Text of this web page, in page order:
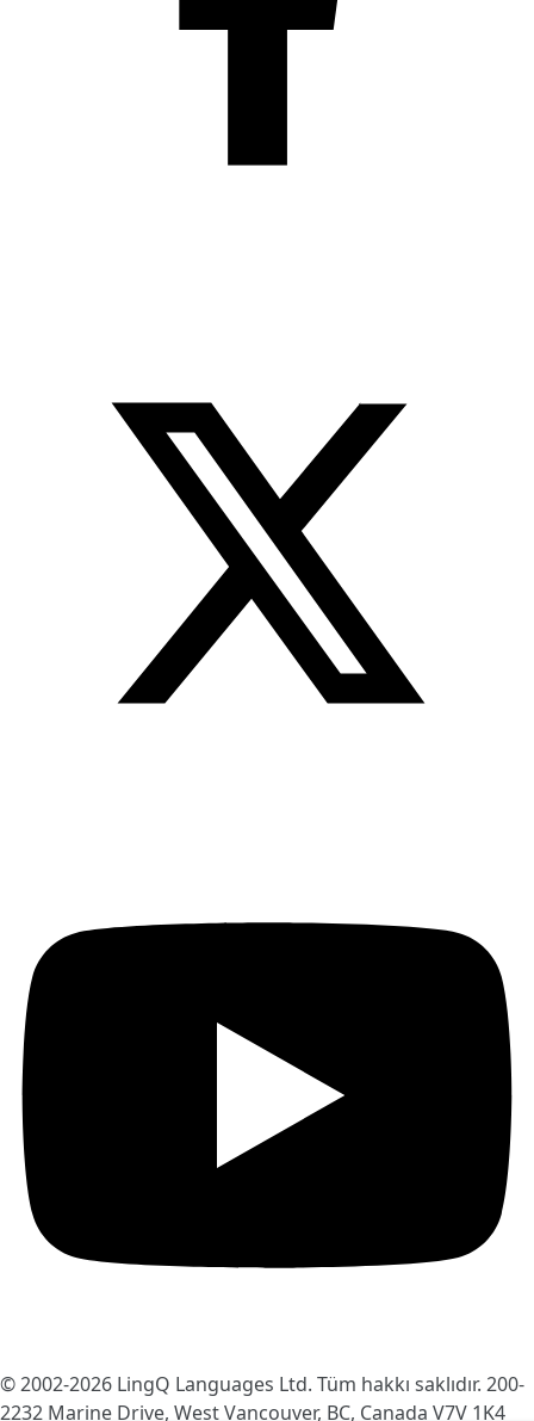
© 2002-2026 LingQ Languages Ltd. Tüm hakkı saklıdır. 200-
2232 Marine Drive, West Vancouver, BC, Canada V7V 1K4